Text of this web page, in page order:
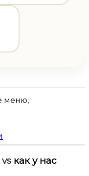
меню,
vs как у нас